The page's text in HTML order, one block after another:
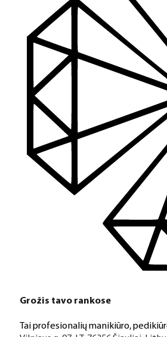
Mes siūlome tik aukščiausios
Platus prekių katalogas
Turime daugiau nei 3000 produktų
PDF katalogas
Greitas pristatymas
Visus produktus turime vietoje ir
Jeigu turite klausimų ar iškilo
Aukštos kokybės produkcija